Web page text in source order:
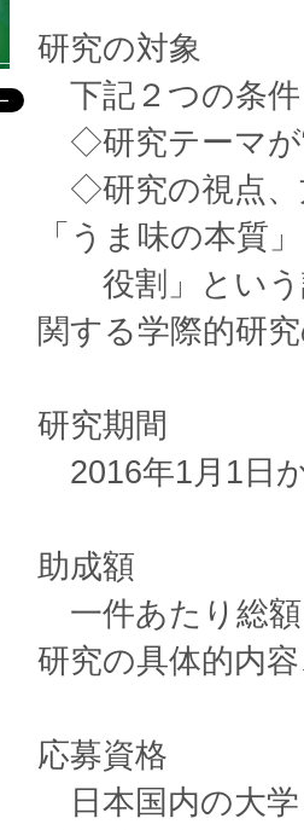
研究の対象
下記２つの条
◇研究テーマが“
◇研究の視点、
「うま味の本質
役割」という
関する学際的研
研究期間
2016年1月1日
助成額
一件あたり総額
研究の具体的内
応募資格
日本国内の大学